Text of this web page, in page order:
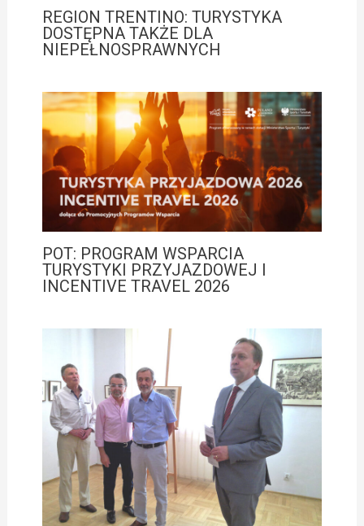
REGION TRENTINO: TURYSTYKA
DOSTĘPNA TAKŻE DLA
NIEPEŁNOSPRAWNYCH
POT: PROGRAM WSPARCIA
TURYSTYKI PRZYJAZDOWEJ I
INCENTIVE TRAVEL 2026